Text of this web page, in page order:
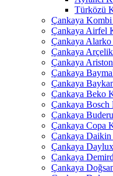
Türközü
Çankaya
Çankaya Airfel
Çankaya
Çankaya
Çankaya
Çankaya
Çankaya
Çankaya Beko
Çankaya
Çankaya
Çankaya Copa
Çankaya
Çankaya
Çankaya
Çankaya